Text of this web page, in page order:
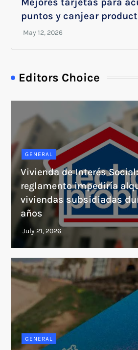
puntos y canjear
Editors Choice
GENERAL
Vivienda de Interés
reglamento impediría
viviendas subsidiadas
años
GENERAL